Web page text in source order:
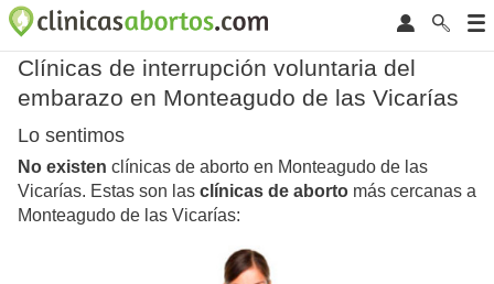
Clínicas de interrupción voluntaria del
embarazo en Monteagudo de las Vicarías
Lo sentimos
No existen clínicas de aborto en Monteagudo de las
Vicarías. Estas son las clínicas de aborto más cercanas a
Monteagudo de las Vicarías: